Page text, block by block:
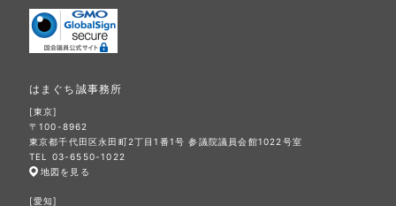
はまぐち誠事務所
[東京]
〒100-8962
東京都千代田区永田町2丁目1番1号 参議院議員会館1022号室
TEL 03-6550-1022
地図を見る
[愛知]